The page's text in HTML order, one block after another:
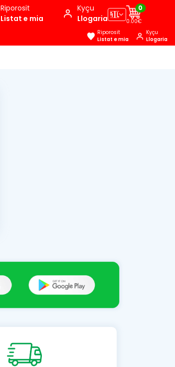
Riporosit
Listat e mia
Kyçu
Llogaria🇦🇱
0
0.00€
Riporosit
Listat e mia
Kyçu
Llogaria